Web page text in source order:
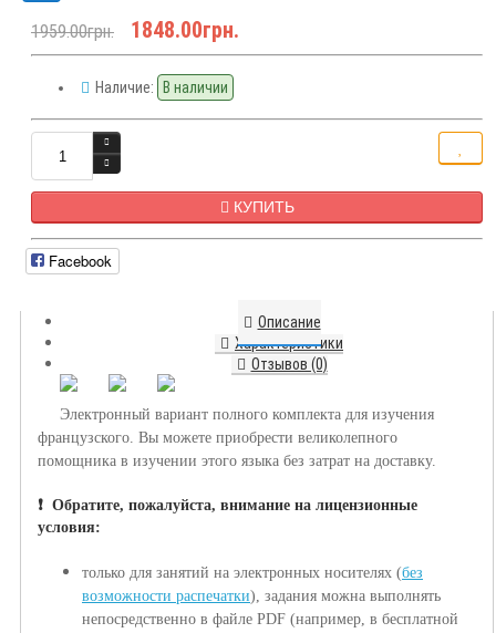
1959.00грн. 1848.00грн.
Наличие: В наличии
КУПИТЬ
Facebook
Описание
Характеристики
Отзывов (0)
Электронный вариант полного комплекта для изучения
французского. Вы можете приобрести великолепного
помощника в изучении этого языка без затрат на доставку.
❗️ Обратите, пожалуйста, внимание на лицензионные
условия:
только для занятий на электронных носителях (без
возможности распечатки), задания можна выполнять
непосредственно в файле PDF (например, в бесплатной